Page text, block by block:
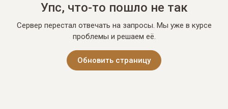
Упс, что-то пошло не так
Сервер перестал отвечать на запросы. Мы уже в курсе
проблемы и решаем её.
Обновить страницу